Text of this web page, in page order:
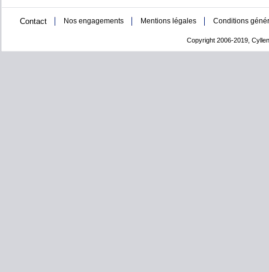
Contact Nos engagements Mentions légales Conditions
Copyright 2006-2019,